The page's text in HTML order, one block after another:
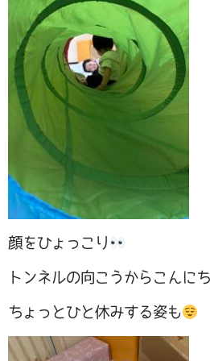
顔をひょっこり
トンネルの向こうからこんに
ちょっとひと休みする姿も